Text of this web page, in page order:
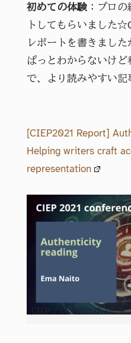
初めての体験：プロの
トしてもらいました
レポートを書きまし
ぱっとわからないけ
で、より読みやすい記
[CIEP2021 Report]
Helping writers craft
representation
CIEPブログのカバー画像